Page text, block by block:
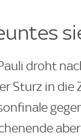
droht
Sturz in die